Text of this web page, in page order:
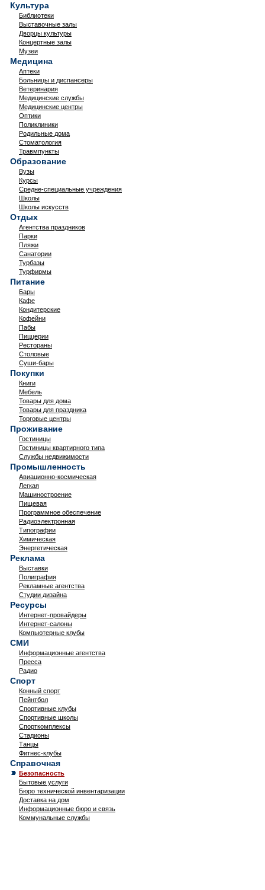
Культура
Библиотеки
Выставочные залы
Дворцы культуры
Концертные залы
Музеи
Медицина
Аптеки
Больницы и диспансеры
Ветеринария
Медицинские службы
Медицинские центры
Оптики
Поликлиники
Родильные дома
Стоматология
Травмпункты
Образование
Вузы
Курсы
Средне-специальные учреждения
Школы
Школы искусств
Отдых
Агентства праздников
Парки
Пляжи
Санатории
Турбазы
Турфирмы
Питание
Бары
Кафе
Кондитерские
Кофейни
Пабы
Пиццерии
Рестораны
Столовые
Суши-бары
Покупки
Книги
Мебель
Товары для дома
Товары для праздника
Торговые центры
Проживание
Гостиницы
Гостиницы квартирного типа
Службы недвижимости
Промышленность
Авиационно-космическая
Легкая
Машиностроение
Пищевая
Программное обеспечение
Радиоэлектронная
Типографии
Химическая
Энергетическая
Реклама
Выставки
Полиграфия
Рекламные агентства
Студии дизайна
Ресурсы
Интернет-провайдеры
Интернет-салоны
Компьютерные клубы
СМИ
Информационные агентства
Пресса
Радио
Спорт
Конный спорт
Пейнтбол
Спортивные клубы
Спортивные школы
Спорткомплексы
Стадионы
Танцы
Фитнес-клубы
Справочная
Безопасность
Бытовые услуги
Бюро технической инвентаризации
Доставка на дом
Информационные бюро и связь
Коммунальные службы